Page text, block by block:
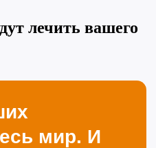
лечить вашего